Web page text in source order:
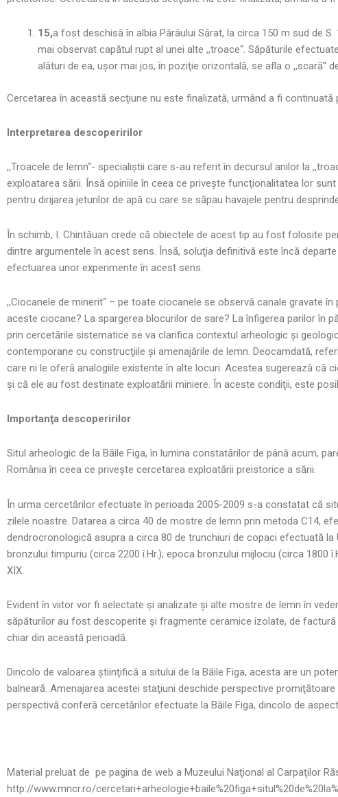
15,a fost deschisă în albia Pârâului Sărat, la circa 150 m sud de
mai observat capătul rupt al unei alte ,,troace“. Săpăturile
alături de ea, uşor mai jos, în poziţie orizontală, se afla o ,,scară“
Cercetarea în această secţiune nu este finalizată, urmând a fi continuată
Interpretarea descoperirilor
,,Troacele de lemn“- specialiştii care s-au referit în decursul anilor la
exploatarea sării. Însă opiniile în ceea ce priveşte funcţionalitatea lor
pentru dirijarea jeturilor de apă cu care se săpau havajele pentru
În schimb, I. Chintăuan crede că obiectele de acest tip au fost folosite
dintre argumentele în acest sens. Însă, soluţia definitivă este încă
efectuarea unor experimente în acest sens.
,,Ciocanele de minerit“ – pe toate ciocanele se observă canale
aceste ciocane? La spargerea blocurilor de sare? La înfigerea parilor în
prin cercetările sistematice se va clarifica contextul arheologic şi
contemporane cu construcţiile şi amenajările de lemn. Deocamdată,
care ni le oferă analogiile existente în alte locuri. Acestea sugerează că
şi că ele au fost destinate exploatării miniere. În aceste condiţii, este
Importanţa descoperirilor
Situl arheologic de la Băile Figa, în lumina constatărilor de până acum,
România în ceea ce priveşte cercetarea exploatării preistorice a sării.
În urma cercetărilor efectuate în perioada 2005-2009 s-a constatat că
zilele noastre. Datarea a circa 40 de mostre de lemn prin metoda C14,
dendrocronologică asupra a circa 80 de trunchiuri de copaci efectuată
bronzului timpuriu (circa 2200 î.Hr.); epoca bronzului mijlociu (circa 1800
XIX.
Evident în viitor vor fi selectate şi analizate şi alte mostre de lemn în
săpăturilor au fost descoperite şi fragmente ceramice izolate, de
chiar din această perioadă.
Dincolo de valoarea ştiinţifică a sitului de la Băile Figa, acesta are un
balneară. Amenajarea acestei staţiuni deschide perspective
perspectivă conferă cercetărilor efectuate la Băile Figa, dincolo de
Material preluat de pe pagina de web a Muzeului Naţional al Carpaţilor
http://www.mncr.ro/